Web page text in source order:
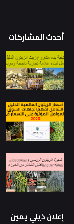
أحدث المشاركات
إعلان ذيلي يمين